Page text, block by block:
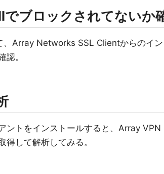
ブロックされてないか
、Array Networks SSL Clientからのイ
認。
ントをインストールすると、Array
得して解析してみる。